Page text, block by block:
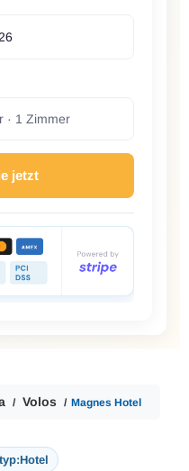
· 1 Zimmer
jetzt
Volos Magnes Hotel
Hotel